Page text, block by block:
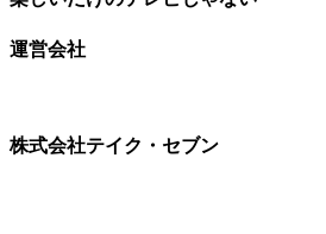
運営会社
株式会社テイク・セブン